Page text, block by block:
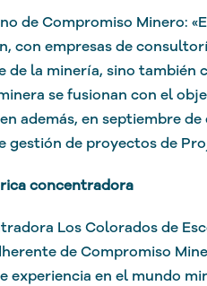
de Compromiso Minero:
con empresas de
de la minería, sino
se fusionan con el
además, en septiembre
gestión de proyectos de
concentradora
Los Colorados de
de Compromiso
experiencia en el mundo